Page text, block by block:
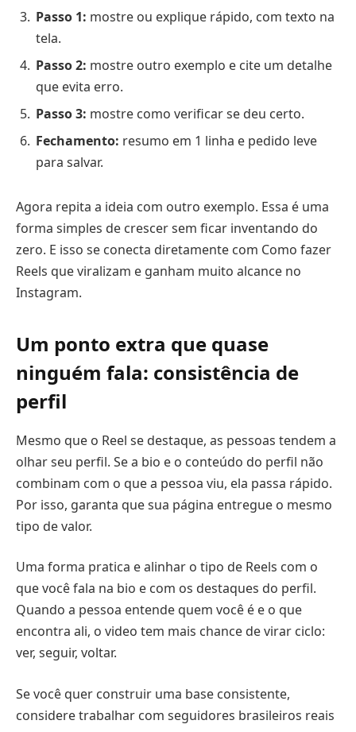
Passo 1: mostre ou explique rápido, com texto na
tela.
Passo 2: mostre outro exemplo e cite um detalhe
que evita erro.
Passo 3: mostre como verificar se deu certo.
Fechamento: resumo em 1 linha e pedido leve
para salvar.
Agora repita a ideia com outro exemplo. Essa é uma
forma simples de crescer sem ficar inventando do
zero. E isso se conecta diretamente com Como fazer
Reels que viralizam e ganham muito alcance no
Instagram.
Um ponto extra que quase
ninguém fala: consistência de
perfil
Mesmo que o Reel se destaque, as pessoas tendem a
olhar seu perfil. Se a bio e o conteúdo do perfil não
combinam com o que a pessoa viu, ela passa rápido.
Por isso, garanta que sua página entregue o mesmo
tipo de valor.
Uma forma pratica e alinhar o tipo de Reels com o
que você fala na bio e com os destaques do perfil.
Quando a pessoa entende quem você é e o que
encontra ali, o video tem mais chance de virar ciclo:
ver, seguir, voltar.
Se você quer construir uma base consistente,
considere trabalhar com seguidores brasileiros reais